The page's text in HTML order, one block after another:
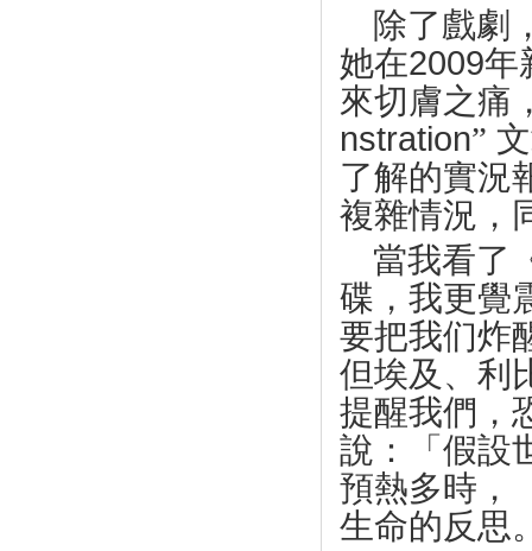
除了戲劇
她在2009年
來切膚之痛
nstration”
了解的實況
複雜情況，
當我看了
碟，我更覺
要把我们炸
但埃及、利
提醒我們，
說：「假設
預熱多時，
生命的反思